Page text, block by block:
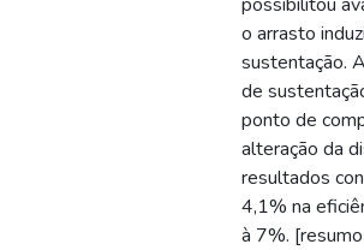
o arrasto
sustentação.
de
ponto de
alteração da
resultados
4,1% na
à 7%.